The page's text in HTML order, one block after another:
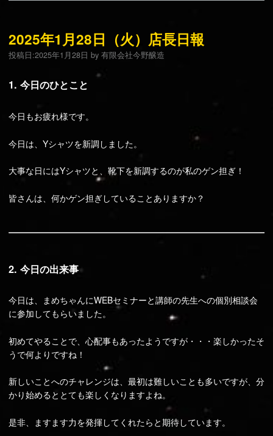
2025年1月28日（火）店長日報
投稿日:2025年1月28日 by 有限会社今野醸造
1. 今日のひとこと
今日もお疲れ様です。
今日は、Yシャツを新調しました。
大事な日にはYシャツと、靴下を新調するのが私のゲン担ぎ！
皆さんは、何かゲン担ぎしていることありますか？
2. 今日の出来事
今日は、まめちゃんにWEBセミナーと講師の先生への個別相談会
に参加してもらいました。
初めてやることで、心配事もあったようですが・・・楽しかったそ
うで何よりですね！
新しいことへのチャレンジは、最初は難しいことも多いですが、分
かり始めるととても楽しくなりますよね。
是非、ますます力を発揮してくれたらと期待しています。